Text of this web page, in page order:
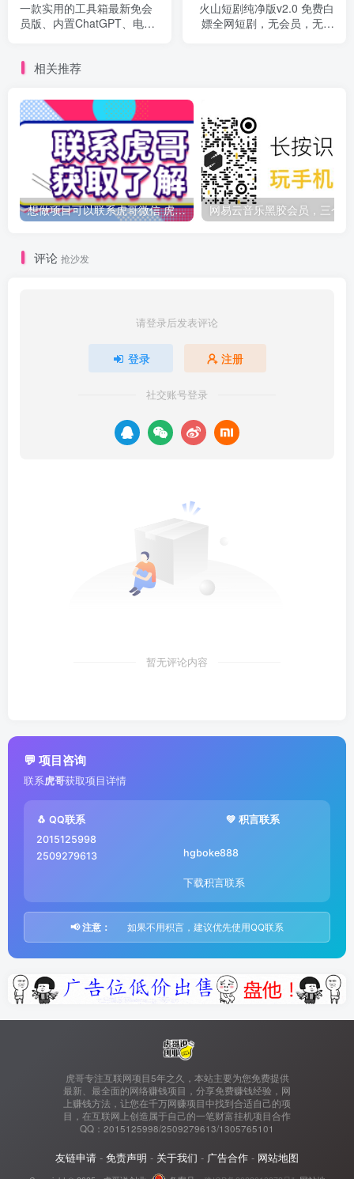
一款实用的工具箱最新免会
员版、内置ChatGPT、电影
火山短剧纯净版v2.0 免费白
嫖全网短剧，无会员，无充
相关推荐
想做项目可以联系虎哥微信 虎哥一对一解答并且远程视频教学
评论 抢沙发
请登录后发表评论
登录 注册
社交账号登录
暂无评论内容
💬 项目咨询
联系 虎哥获取项目详情
🐧 QQ联系
2015125998
2509279613
💚 积言联系
hgboke888
下载积言联系
📢 注意： 如果不用积言，建议优先使用QQ联系
虎哥专注互联网项目5年之久，本站主要为您免费提供
最新、最全面的网络赚钱项目，分享免费赚钱经验，网
上赚钱方法，让您在千万网赚项目中找到合适自己的项
目，在互联网上创造属于自己的一笔财富挂机项目合作
QQ：2015125998/2509279613/1305765101
友链申请 - 免责声明 - 关于我们 - 广告合作 - 网站地图